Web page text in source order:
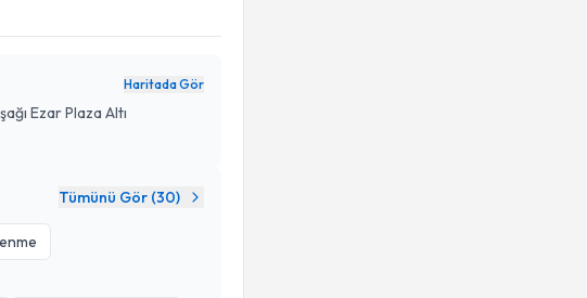
Haritada Gör
Ezar Plaza Altı
Tümünü Gör (30)